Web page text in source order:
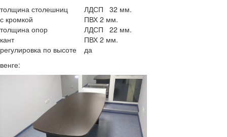
толщина столешниц
ЛДСП 32 мм.
с кромкой
ПВХ 2 мм.
толщина опор
ЛДСП 22 мм.
кант
ПВХ 2 мм.
регулировка по высоте
да
венге: